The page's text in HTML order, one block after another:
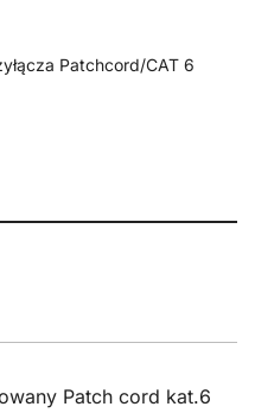
Patchcord/CAT 6
Patch cord kat.6